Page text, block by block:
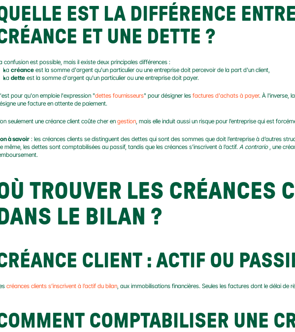
EST LA DIFFÉRENCE
ET UNE DETTE ?
confusion est possible, mais il existe deux principales différences :
La créance est la somme d'argent qu'un particulier ou une entreprise doit percevoir de la part d'un client,
La dette est la somme d'argent qu'un particulier ou une entreprise doit payer.
pour qu'on emploie l'expression "dettes fournisseurs" pour désigner les factures d'achats à payer. À l'inverse,
une facture en attente de paiement.
seulement une créance client coûte cher en gestion, mais elle induit aussi un risque pour l’entreprise qui est
à savoir : les créances clients se distinguent des dettes qui sont des sommes que doit l’entreprise à d’autres
même, les dettes sont comptabilisées au passif, tandis que les créances s’inscrivent à l’actif. A contrario , une
TROUVER LES CRÉANCES
DANS LE BILAN ?
CLIENT : ACTIF OU
créances clients s’inscrivent à l’actif du bilan, aux immobilisations financières. Seules les factures dont le délai de
COMPTABILISER UNE